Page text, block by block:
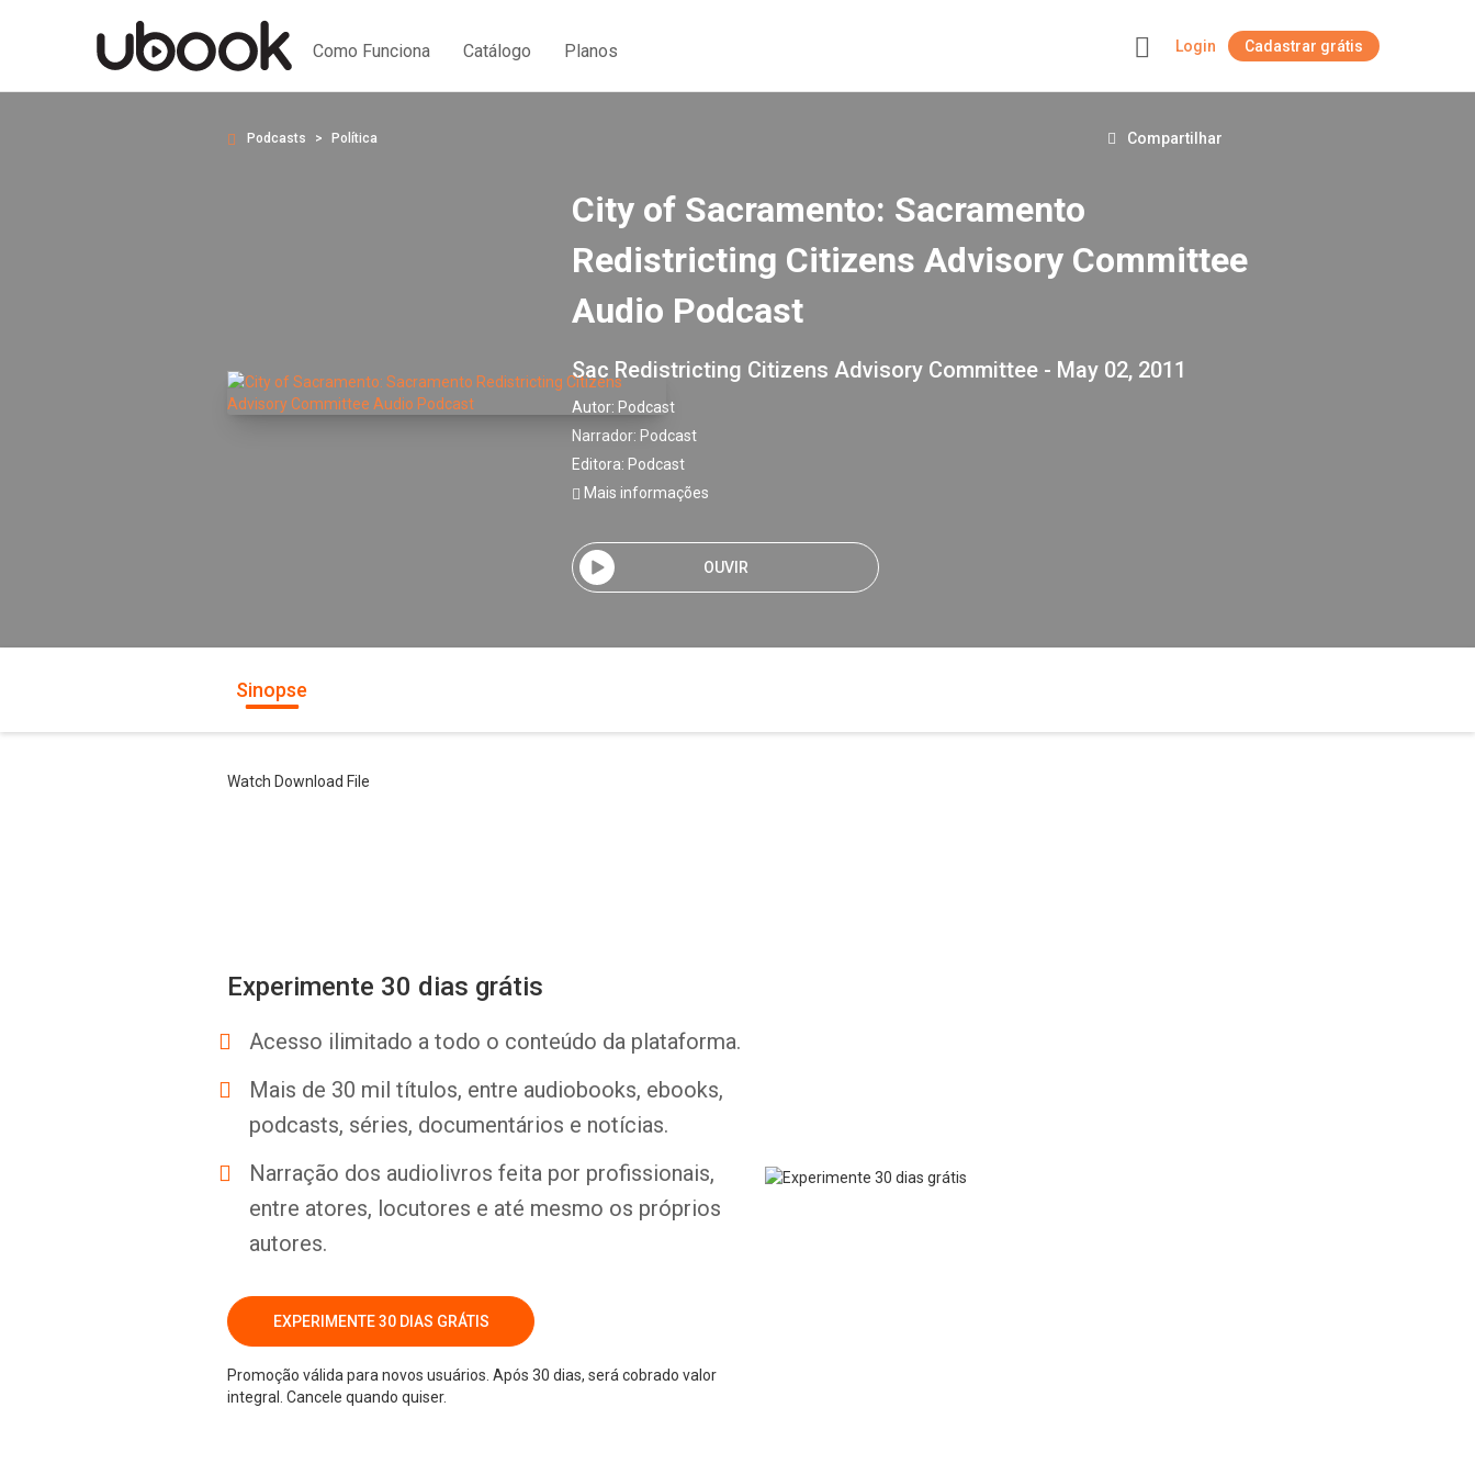
Como Funciona Catálogo Planos Login Cadastrar grátis
Podcasts Política Compartilhar
City of Sacramento: Sacramento
Redistricting Citizens Advisory Committee
Audio Podcast
Sac Redistricting Citizens Advisory Committee - May 02, 2011
Autor: Podcast
Narrador: Podcast
Editora: Podcast
Mais informações
OUVIR
Sinopse
Watch Download File
Experimente 30 dias grátis
Acesso ilimitado a todo o conteúdo da plataforma.
Mais de 30 mil títulos, entre audiobooks, ebooks,
podcasts, séries, documentários e notícias.
Narração dos audiolivros feita por profissionais,
entre atores, locutores e até mesmo os próprios
autores.
EXPERIMENTE 30 DIAS GRÁTIS
Promoção válida para novos usuários. Após 30 dias, será cobrado valor
integral. Cancele quando quiser.
Whatsapp Facebook